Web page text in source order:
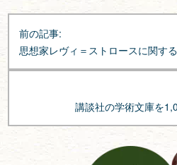
投
稿
ナ
シ
前の記事:
思想家レヴィ＝ストロースに関す
講談社の学術文庫を